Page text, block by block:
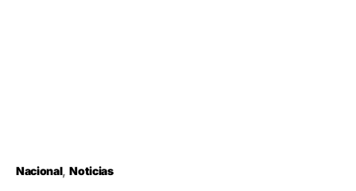
Nacional Noticias